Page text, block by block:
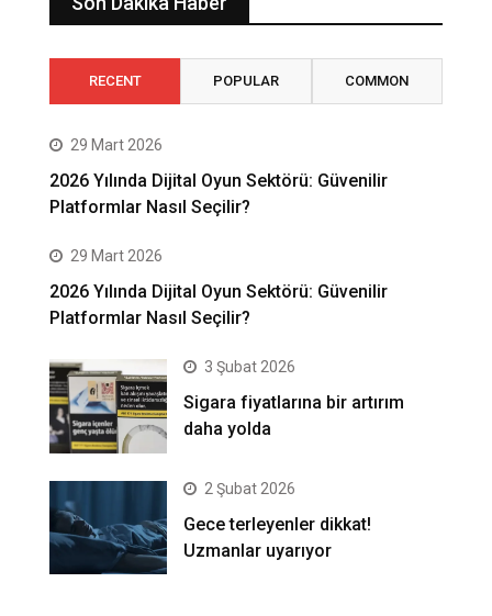
RECENT POPULAR COMMON
29 Mart 2026
2026 Yılında Dijital Oyun Sektörü: Güvenilir
Platformlar Nasıl Seçilir?
29 Mart 2026
2026 Yılında Dijital Oyun Sektörü: Güvenilir
Platformlar Nasıl Seçilir?
3 Şubat 2026
Sigara fiyatlarına bir artırım
daha yolda
2 Şubat 2026
Gece terleyenler dikkat!
Uzmanlar uyarıyor